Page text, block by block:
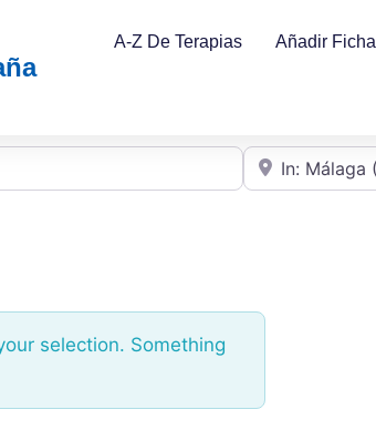
A-Z De Terapias Añadir Ficha
Cerca de
selection. Something